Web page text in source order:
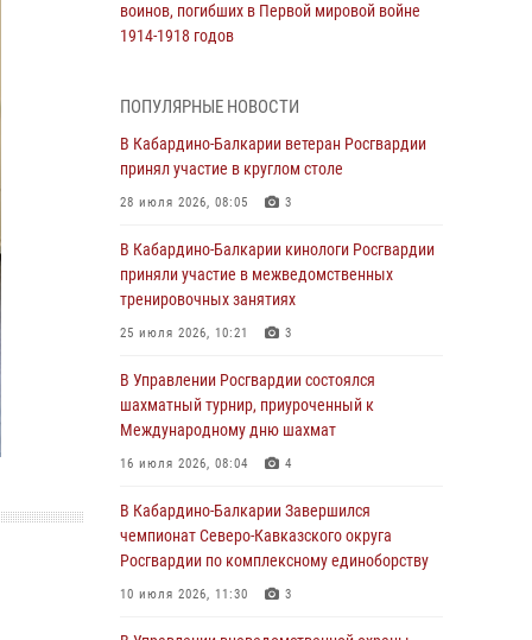
воинов, погибших в Первой мировой войне
1914-1918 годов
Директор Росгвардии Герой России генерал
армии Виктор Золотов поздравил
специалистов подразделений тыла с
профессиональным праздником
Росгвардия обеспечивает безопасность
граждан на южном направлении
31 июля 2026, 09:22
Состоялась рабочая встреча директора
Росгвардии Героя России генерала армии
Виктора Золотова с заместителем
полномочного представителя Президента
федеральном округе Виталием Кузнецовым
31 июля 2026, 06:45 1
Управление Росгвардии по Кабардино-
ПОПУЛЯРНЫЕ НОВОСТИ
В Кабардино-Балкарии ветеран Росгвардии
принял участие в круглом столе
28 июля 2026, 08:05 3
В Кабардино-Балкарии кинологи Росгвардии
приняли участие в межведомственных
тренировочных занятиях
25 июля 2026, 10:21 3
В Управлении Росгвардии состоялся
шахматный турнир, приуроченный к
Международному дню шахмат
16 июля 2026, 08:04 4
В Кабардино-Балкарии Завершился
чемпионат Северо-Кавказского округа
Росгвардии по комплексному единоборству
10 июля 2026, 11:30 3